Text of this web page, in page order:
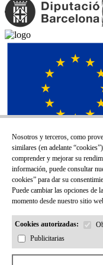
Nosotros y terceros, como
similares (en adelante
comprender y mejorar su
información, puede consultar
cookies” para dar su
Puede cambiar las opciones de
momento desde nuestro sitio
Cookies autorizadas:
Publicitarias